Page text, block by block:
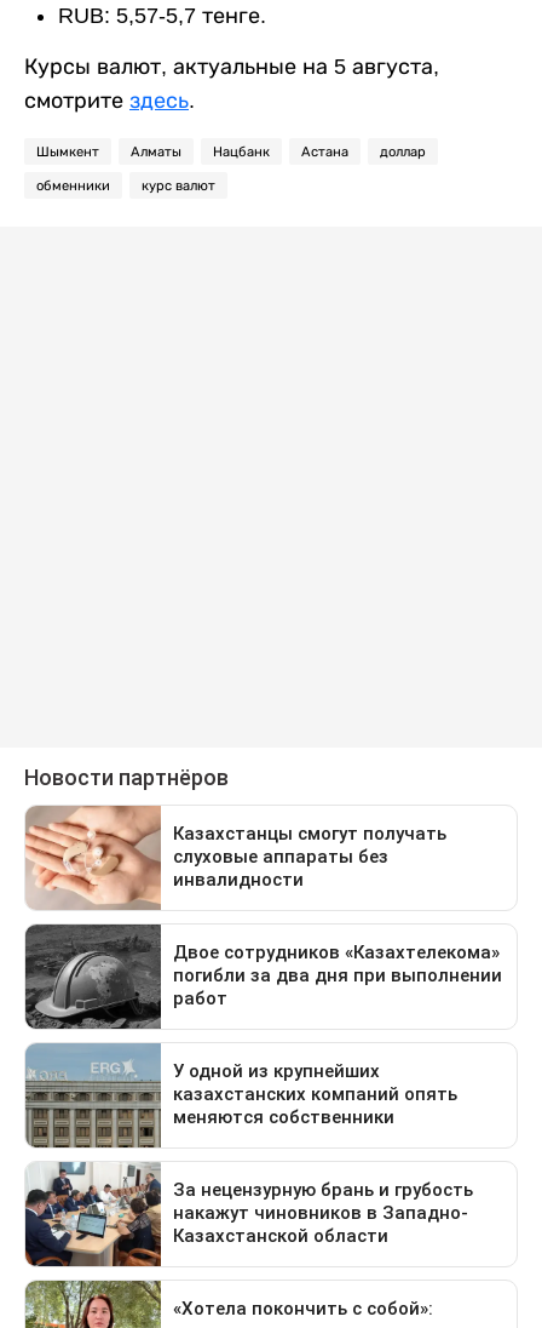
RUB: 5,57-5,7 тенге.
Курсы валют, актуальные на 5 августа,
смотрите здесь.
Шымкент Алматы Нацбанк Астана доллар
обменники курс валют